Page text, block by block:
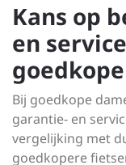
Kans op
en
Bij goedkope
garantie- en
vergelijking met
goedkopere